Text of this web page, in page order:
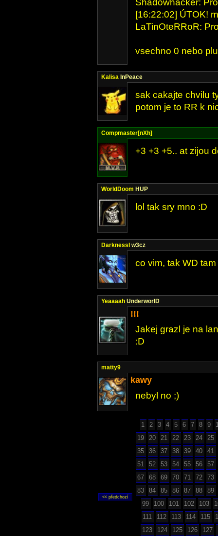
Shadowhacker:
[16:22:02] ÚTOK!
LaTinOteRRoR:
vsechno 0 nebo
Kalisa InPeace
sak cakajte chvilu
potom je to RR k
Compmaster[nXh]
+3 +3 +5.. at zijou
WorldDoom HUP
lol tak sry mno :D
DarknessI w3cz
co vim, tak WD
Yeaaaah UnderworlD
!!!
Jakej grazl je na
:D
matty9
kawy
nebyl no ;)
1 2 3 4 5 6 7 8 9
19
20 21 22 23 24
25
35
36 37 38 39 40
41
51
52 53 54 55 56
57
67
68 69 70 71 72
73
83
84 85 86 87 88
89
99
100 101 102 103
111
112 113 114 115
123
124 125 126 127